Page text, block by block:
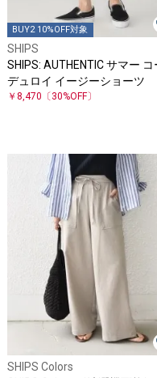
BUY2 10%OFF対象
SHIPS
SHIPS: AUTHENTIC サマー コ
デュロイ イージーショーツ
￥8,470 〔30%OFF〕
SHIPS Colors